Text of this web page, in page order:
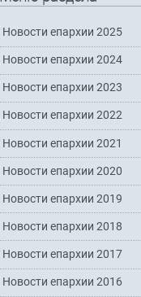
Новости епархии 2025
Новости епархии 2024
Новости епархии 2023
Новости епархии 2022
Новости епархии 2021
Новости епархии 2020
Новости епархии 2019
Новости епархии 2018
Новости епархии 2017
Новости епархии 2016